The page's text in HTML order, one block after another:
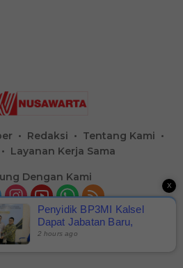
Redaksi
Tentang Kami
Layanan Kerja Sama
Dengan Kami
- Hak Cipta @2023
X
Penyidik BP3MI Kalsel
Dapat Jabatan Baru,
Kewenangan
2 hours ago